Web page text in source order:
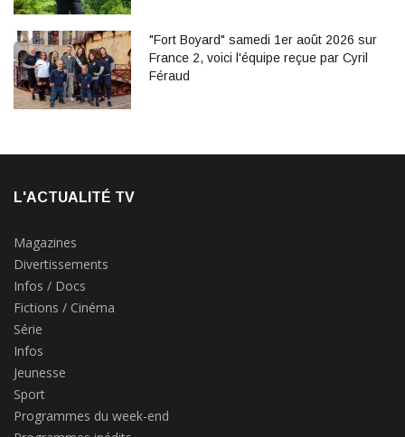
"Fort Boyard" samedi 1er août 2026 sur
France 2, voici l'équipe reçue par Cyril
Féraud
L'ACTUALITÉ TV
Magazines
Divertissements
Infos / Docs
Fictions / Cinéma
Série
Infos
Jeunesse
Sport
Programmes du week-end